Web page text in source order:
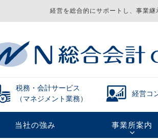
経営を総合的にサポートし、事業
税務・会計サービス
（マネジメント業務）
経営コ
当社の強み 事業所案内